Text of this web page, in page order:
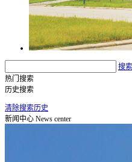
搜索
热门搜索
历史搜索
清除搜索历史
新闻中心 News center